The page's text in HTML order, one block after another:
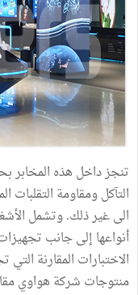
تنجز داخل هذه المخابر
التآكل ومقاومة التقلبات
الى غير ذلك. وتشمل
أنواعها إلى جانب
الاختبارات المقارنة
منتوجات شركة هواوي